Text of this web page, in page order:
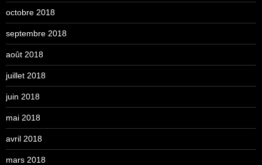
octobre 2018
septembre 2018
août 2018
juillet 2018
juin 2018
mai 2018
avril 2018
mars 2018